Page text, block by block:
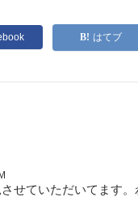
はてブ
せていただいてます